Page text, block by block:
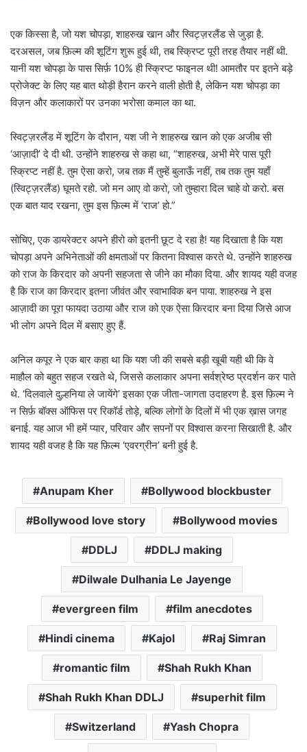
एक किस्सा है, जो यश चोपड़ा, शाहरुख खान और स्विट्ज़रलैंड से जुड़ा है.
दरअसल, जब फ़िल्म की शूटिंग शुरू हुई थी, तब स्क्रिप्ट पूरी तरह तैयार नहीं थी.
यानी यश चोपड़ा के पास सिर्फ़ 10% ही स्क्रिप्ट फाइनल थी! आमतौर पर इतने बड़े
प्रोजेक्ट के लिए यह बात थोड़ी हैरान करने वाली होती है, लेकिन यश चोपड़ा का
विज़न और कलाकारों पर उनका भरोसा कमाल का था.
स्विट्ज़रलैंड में शूटिंग के दौरान, यश जी ने शाहरुख खान को एक अजीब सी
‘आज़ादी’ दे दी थी. उन्होंने शाहरुख से कहा था, “शाहरुख, अभी मेरे पास पूरी
स्क्रिप्ट नहीं है. तुम ऐसा करो, जब तक मैं तुम्हें बुलाऊँ नहीं, तब तक तुम यहाँ
(स्विट्ज़रलैंड) घूमते रहो. जो मन आए वो करो, जो तुम्हारा दिल चाहे वो करो. बस
एक बात याद रखना, तुम इस फ़िल्म में ‘राज’ हो.”
सोचिए, एक डायरेक्टर अपने हीरो को इतनी छूट दे रहा है! यह दिखाता है कि यश
चोपड़ा अपने अभिनेताओं की क्षमताओं पर कितना विश्वास करते थे. उन्होंने शाहरुख
को राज के किरदार को अपनी सहजता से जीने का मौका दिया. और शायद यही वजह
है कि राज का किरदार इतना जीवंत और स्वाभाविक बन पाया. शाहरुख ने इस
आज़ादी का पूरा फायदा उठाया और राज को एक ऐसा किरदार बना दिया जिसे आज
भी लोग अपने दिल में बसाए हुए हैं.
अनिल कपूर ने एक बार कहा था कि यश जी की सबसे बड़ी खूबी यही थी कि वे
माहौल को बहुत सहज रखते थे, जिससे कलाकार अपना सर्वश्रेष्ठ प्रदर्शन कर पाते
थे. ‘दिलवाले दुल्हनिया ले जायेंगे’ इसका एक जीता-जागता उदाहरण है. इस फ़िल्म ने
न सिर्फ़ बॉक्स ऑफिस पर रिकॉर्ड तोड़े, बल्कि लोगों के दिलों में भी एक ख़ास जगह
बनाई. यह आज भी हमें प्यार, परिवार और सपनों पर विश्वास करना सिखाती है. और
शायद यही वजह है कि यह फ़िल्म ‘एवरग्रीन’ बनी हुई है.
Anupam Kher Bollywood blockbuster
Bollywood love story Bollywood movies
DDLJ DDLJ making
Dilwale Dulhania Le Jayenge
evergreen film film anecdotes
Hindi cinema Kajol Raj Simran
romantic film Shah Rukh Khan
Shah Rukh Khan DDLJ superhit film
Switzerland Yash Chopra